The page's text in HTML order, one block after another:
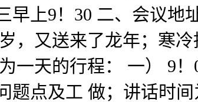
早上9！30 二、会议
，又送来了龙年；寒
一天的行程： 一） 9
题点及工 做；讲话时